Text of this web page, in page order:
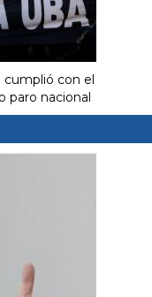
cumplió con el
paro nacional